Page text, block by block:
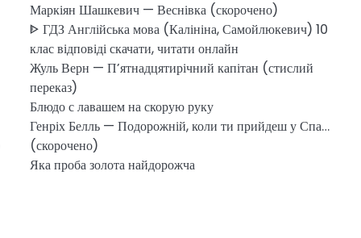
Маркіян Шашкевич — Веснівка (скорочено)
ᐈ ГДЗ Англійська мова (Калініна, Самойлюкевич) 10
клас відповіді скачати, читати онлайн
Жуль Верн — П’ятнадцятирічний капітан (стислий
переказ)
Блюдо с лавашем на скорую руку
Генріх Белль — Подорожній, коли ти прийдеш у Спа…
(скорочено)
Яка проба золота найдорожча